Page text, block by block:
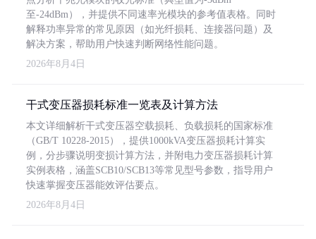
至-24dBm），并提供不同速率光模块的参考值表格。同时
解释功率异常的常见原因（如光纤损耗、连接器问题）及
解决方案，帮助用户快速判断网络性能问题。
2026年8月4日
干式变压器损耗标准一览表及计算方法
本文详细解析干式变压器空载损耗、负载损耗的国家标准
（GB/T 10228-2015），提供1000kVA变压器损耗计算实
例，分步骤说明变损计算方法，并附电力变压器损耗计算
实例表格，涵盖SCB10/SCB13等常见型号参数，指导用户
快速掌握变压器能效评估要点。
2026年8月4日